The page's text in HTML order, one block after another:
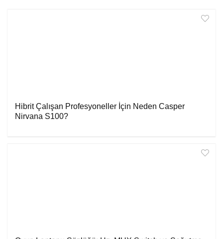
Hibrit Çalışan Profesyoneller İçin Neden Casper
Nirvana S100?